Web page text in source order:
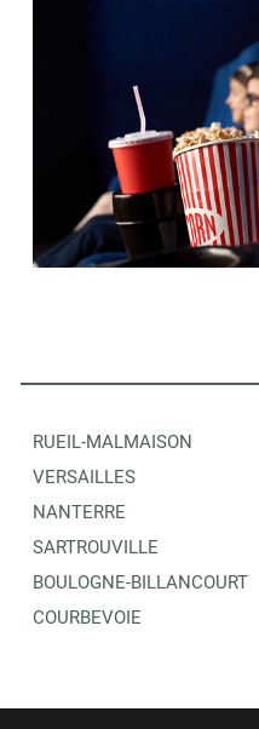
LIBRAIRIE LA
15 R JEAN
L'ETANG
6 LIBRAIRIE DU
1 R CLAUDE
7
2.97 km
LA CLEF
78100
ST
RUEIL-MALMAISON
VERSAILLES
NANTERRE
SARTROUVILLE
BOULOGNE-BILLANCOURT
COURBEVOIE